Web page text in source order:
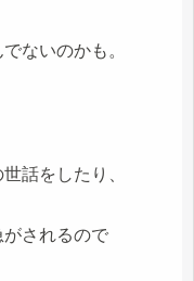
ないのかも。
話をしたり、
されるので